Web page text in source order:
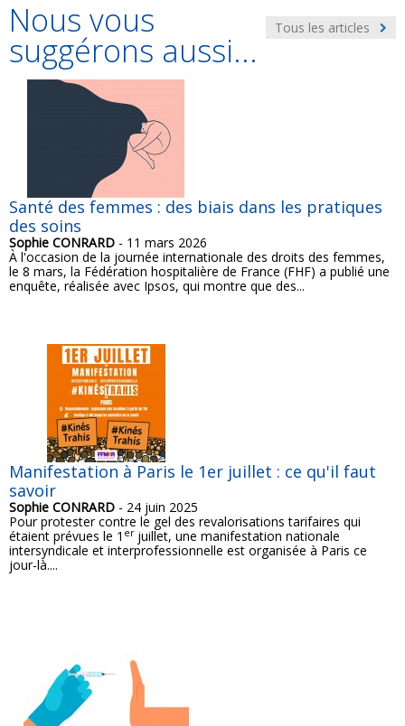
Tous les articles
Nous vous
suggérons aussi...
Santé des femmes : des biais dans les pratiques
des soins
Sophie CONRARD - 11 mars 2026
À l'occasion de la journée internationale des droits des femmes,
le 8 mars, la Fédération hospitalière de France (FHF) a publié une
enquête, réalisée avec Ipsos, qui montre que des...
Manifestation à Paris le 1er juillet : ce qu'il faut
savoir
Sophie CONRARD - 24 juin 2025
Pour protester contre le gel des revalorisations tarifaires qui
étaient prévues le 1 erjuillet, une manifestation nationale
intersyndicale et interprofessionnelle est organisée à Paris ce
jour-là....